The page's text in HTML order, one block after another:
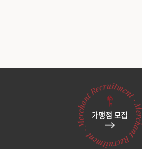
가맹점 모집